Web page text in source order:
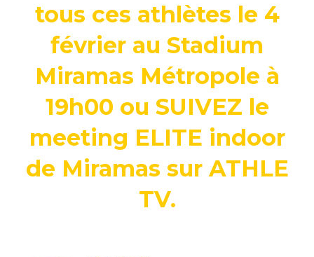
tous ces athlètes le 4
février au Stadium
Miramas Métropole à
19h00 ou SUIVEZ le
meeting ELITE indoor
de Miramas sur ATHLE
TV.